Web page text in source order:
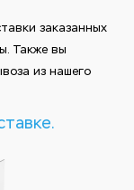
заказанных
Также вы
из нашего